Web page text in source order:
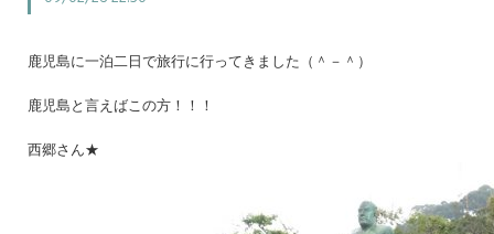
鹿児島に一泊二日で旅行に行ってきました（＾－＾）
鹿児島と言えばこの方！！！
西郷さん★